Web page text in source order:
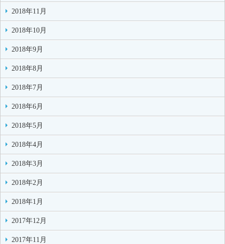
2018年11月
2018年10月
2018年9月
2018年8月
2018年7月
2018年6月
2018年5月
2018年4月
2018年3月
2018年2月
2018年1月
2017年12月
2017年11月